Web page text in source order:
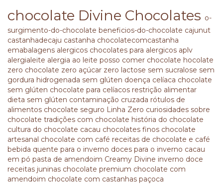
chocolate Divine Chocolates o-
surgimento-do-chocolate beneficios-do-chocolate cajunut
castanhadecaju castanha chocolatecomcastanha
emabalagens alergicos chocolates para alergicos aplv
alergialeite alergia ao leite posso comer chocolate hocolate
zero chocolate zero açúcar zero lactose sem sucralose sem
gordura hidrogenada sem glúten doença celíaca chocolate
sem glúten chocolate para celíacos restrição alimentar
dieta sem glúten contaminação cruzada rótulos de
alimentos chocolate seguro Linha Zero curiosidades sobre
chocolate tradições com chocolate história do chocolate
cultura do chocolate cacau chocolates finos chocolate
artesanal chocolate com café receitas de chocolate e café
bebida quente para o inverno doces para o inverno cacau
em pó pasta de amendoim Creamy Divine inverno doce
receitas juninas chocolate premium chocolate com
amendoim chocolate com castanhas paçoca